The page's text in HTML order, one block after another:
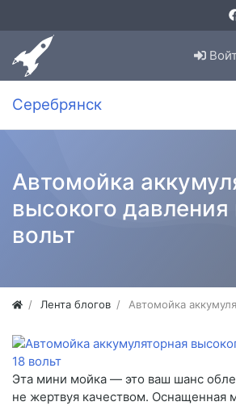
Серебрянск
Автомойка
высокого давления
вольт
Лента блогов Автомойка
Эта мини мойка — это ваш шанс
не жертвуя качеством.